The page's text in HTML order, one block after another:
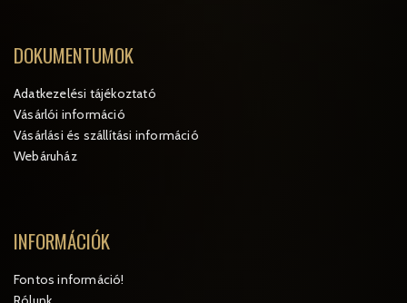
DOKUMENTUMOK
Adatkezelési tájékoztató
Vásárlói információ
Vásárlási és szállítási információ
Webáruház
INFORMÁCIÓK
Fontos információ!